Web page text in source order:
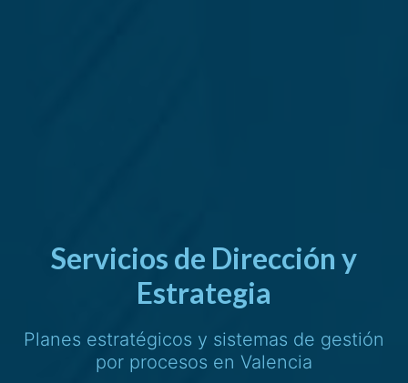
Servicios de Dirección y
Estrategia
Planes estratégicos y sistemas de gestión
por procesos en Valencia